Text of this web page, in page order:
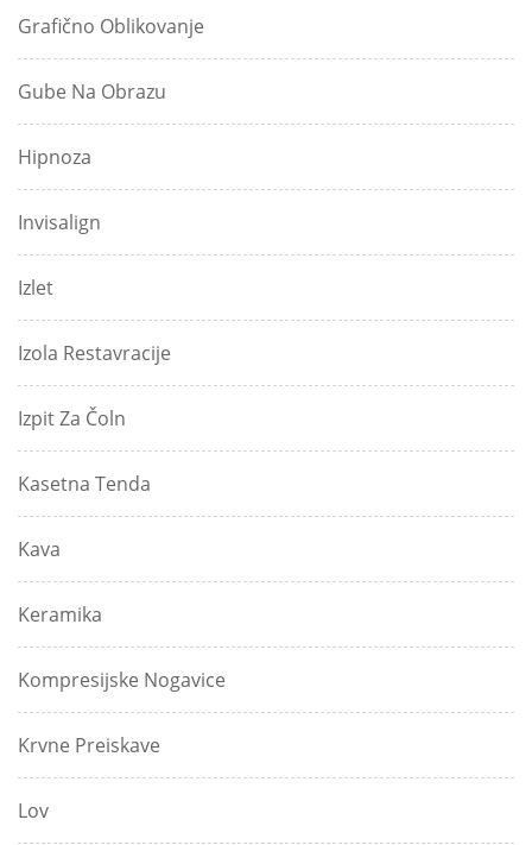
Grafično Oblikovanje
Gube Na Obrazu
Hipnoza
Invisalign
Izlet
Izola Restavracije
Izpit Za Čoln
Kasetna Tenda
Kava
Keramika
Kompresijske Nogavice
Krvne Preiskave
Lov